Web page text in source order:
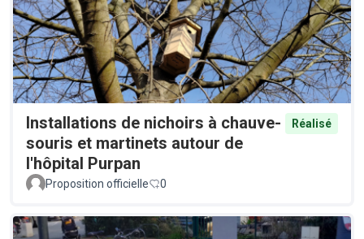
Installations de nichoirs à chauve-
souris et martinets autour de
l'hôpital Purpan
Réalisé
Proposition officielle 0